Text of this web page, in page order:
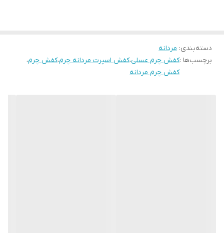
دسته‌بندی: مردانه
برچسب‌ها :کفش چرم عسلی،کفش اسپرت مردانه چرم،کفش چرم،
کفش چرم مردانه